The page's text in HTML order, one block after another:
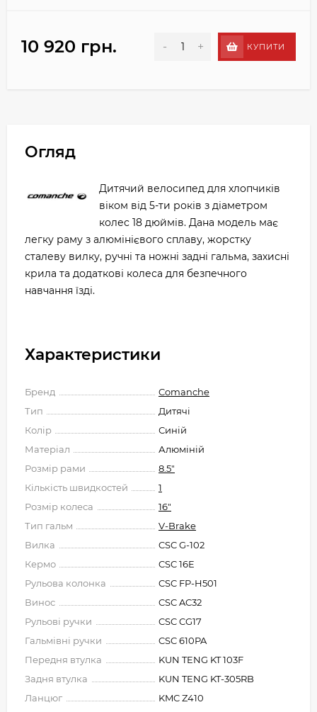
10 920 грн. - + КУПИТИ
Огляд
Дитячий велосипед для хлопчиків
віком від 5-ти років з діаметром
колес 18 дюймів. Дана модель має
легку раму з алюмінієвого сплаву, жорстку
сталеву вилку, ручні та ножні задні гальма, захисні
крила та додаткові колеса для безпечного
навчання їзді.
Характеристики
Бренд
Comanche
Тип
Дитячі
Колір
Синій
Матеріал
Алюміній
Розмір рами
8.5"
Кількість швидкостей
1
Розмір колеса
16"
Тип гальм
V-Brake
Вилка
CSC G-102
Кермо
CSC 16E
Рульова колонка
CSC FP-H501
Винос
CSC AC32
Рульові ручки
CSC CG17
Гальмівні ручки
CSC 610PA
Передня втулка
KUN TENG KT 103F
Задня втулка
KUN TENG KT-305RB
Ланцюг
KMC Z410